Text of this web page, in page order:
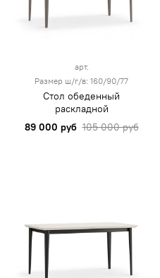
арт.
Размер ш/г/в: 160/90/77
Стол обеденный
раскладной
89 000 руб 105 000 руб